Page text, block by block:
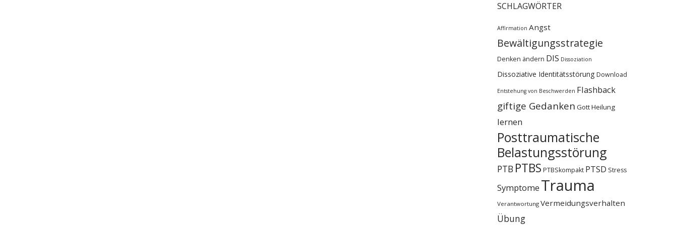
SCHLAGWÖRTER
Affirmation Angst
Bewältigungsstrategie
Denken ändern DIS Dissoziation
Dissoziative Identitätsstörung Download
Entstehung von Beschwerden Flashback
giftige Gedanken GottHeilung
lernen
Posttraumatische
Belastungsstörung
PTB PTBS PTBSkompakt PTSD Stress
Symptome Trauma
Verantwortung Vermeidungsverhalten
Übung